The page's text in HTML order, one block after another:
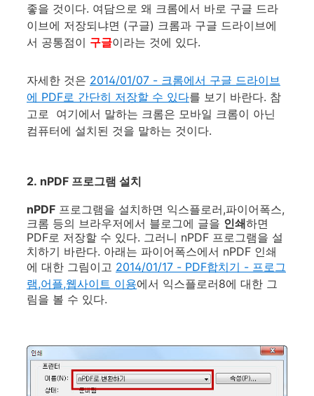
좋을 것이다. 여담으로 왜 크롬에서 바로 구글 드라
이브에 저장되냐면 (구글) 크롬과 구글 드라이브에
서 공통점이 구글이라는 것에 있다.
자세한 것은 2014/01/07 - 크롬에서 구글 드라이브
에 PDF로 간단히 저장할 수 있다를 보기 바란다. 참
고로 여기에서 말하는 크롬은 모바일 크롬이 아닌
컴퓨터에 설치된 것을 말하는 것이다.
2. nPDF 프로그램 설치
nPDF 프로그램을 설치하면 익스플로러,파이어폭스,
크롬 등의 브라우저에서 블로그에 글을 인쇄하면
PDF로 저장할 수 있다. 그러니 nPDF 프로그램을 설
치하기 바란다. 아래는 파이어폭스에서 nPDF 인쇄
에 대한 그림이고 2014/01/17 - PDF합치기 - 프로그
램,어플,웹사이트 이용에서 익스플로러8에 대한 그
림을 볼 수 있다.